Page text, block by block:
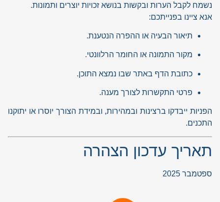
נשמח לקבל הערות ובקשות בנושא זכויות יוצרים ותמונות.
אנא ציינו בפנייתכם:
תיאור הבעיה או ההפרה הנטענת.
מקור התמונה או החומר הרלוונטי.
כתובת הדף באתר שבו נמצא התוכן.
פרטי התקשרות לצורך מענה.
הפניות ייבדקו ברצינות ובמהירות, ובמידת הצורך יוסרו או יתוקנו
התכנים.
תאריך עדכון הצהרה
ספטמבר 2025